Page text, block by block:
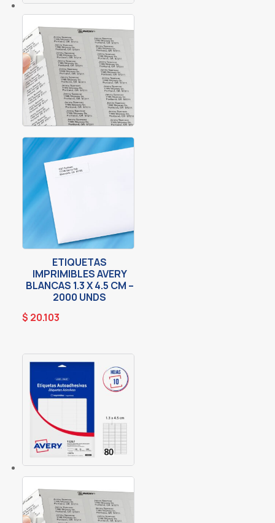
ETIQUETAS
IMPRIMIBLES AVERY
BLANCAS 1.3 X 4.5 CM –
2000 UNDS
$ 20.103